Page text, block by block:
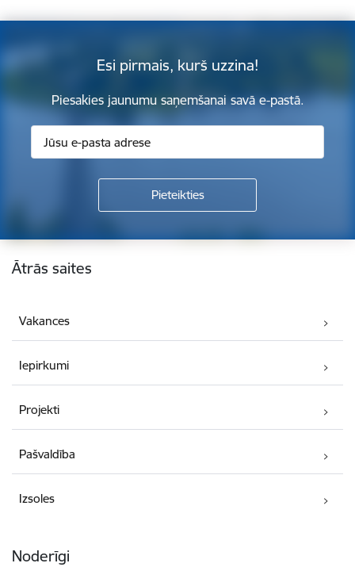
Esi pirmais, kurš uzzina!
Piesakies jaunumu saņemšanai savā e-pastā.
Kājene
Ātrās saites
Vakances
Iepirkumi
Projekti
Pašvaldība
Izsoles
Noderīgi